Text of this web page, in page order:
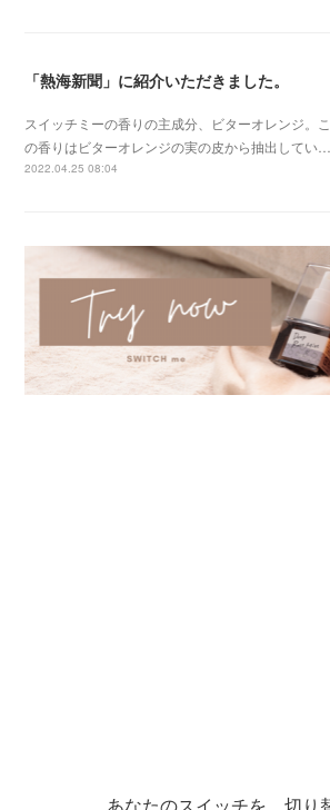
「熱海新聞」に紹介いただきました。
スイッチミーの香りの主成分、ビターオレンジ。こ
の香りはビターオレンジの実の皮から抽出してい…
2022.04.25 08:04
あなたのスイッチを、切り